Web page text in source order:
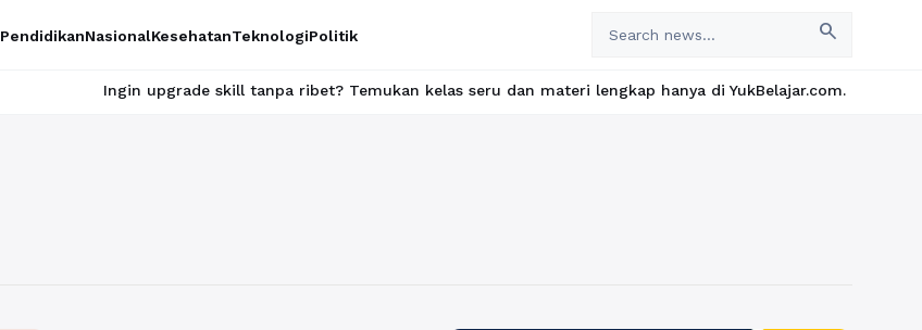
PendidikanNasionalKesehatanTeknologiPolitik search
Ingin upgrade skill tanpa ribet? Temukan kelas seru dan materi lengkap hanya di YukBelajar.com. Mulai langkah